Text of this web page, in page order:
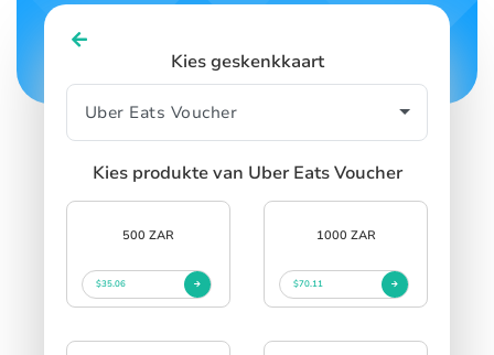
SIGN IN
Kies geskenkkaart
Kies produkte van Uber Eats Voucher
500 ZAR
$35.06
1000 ZAR
$70.11